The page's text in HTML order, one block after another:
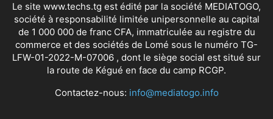
Le site www.techs.tg est édité par la société MEDIATOGO,
société à responsabilité limitée unipersonnelle au capital
de 1 000 000 de franc CFA, immatriculée au registre du
commerce et des sociétés de Lomé sous le numéro TG-
LFW-01-2022-M-07006 , dont le siège social est situé sur
la route de Kégué en face du camp RCGP.
Contactez-nous: info@mediatogo.info